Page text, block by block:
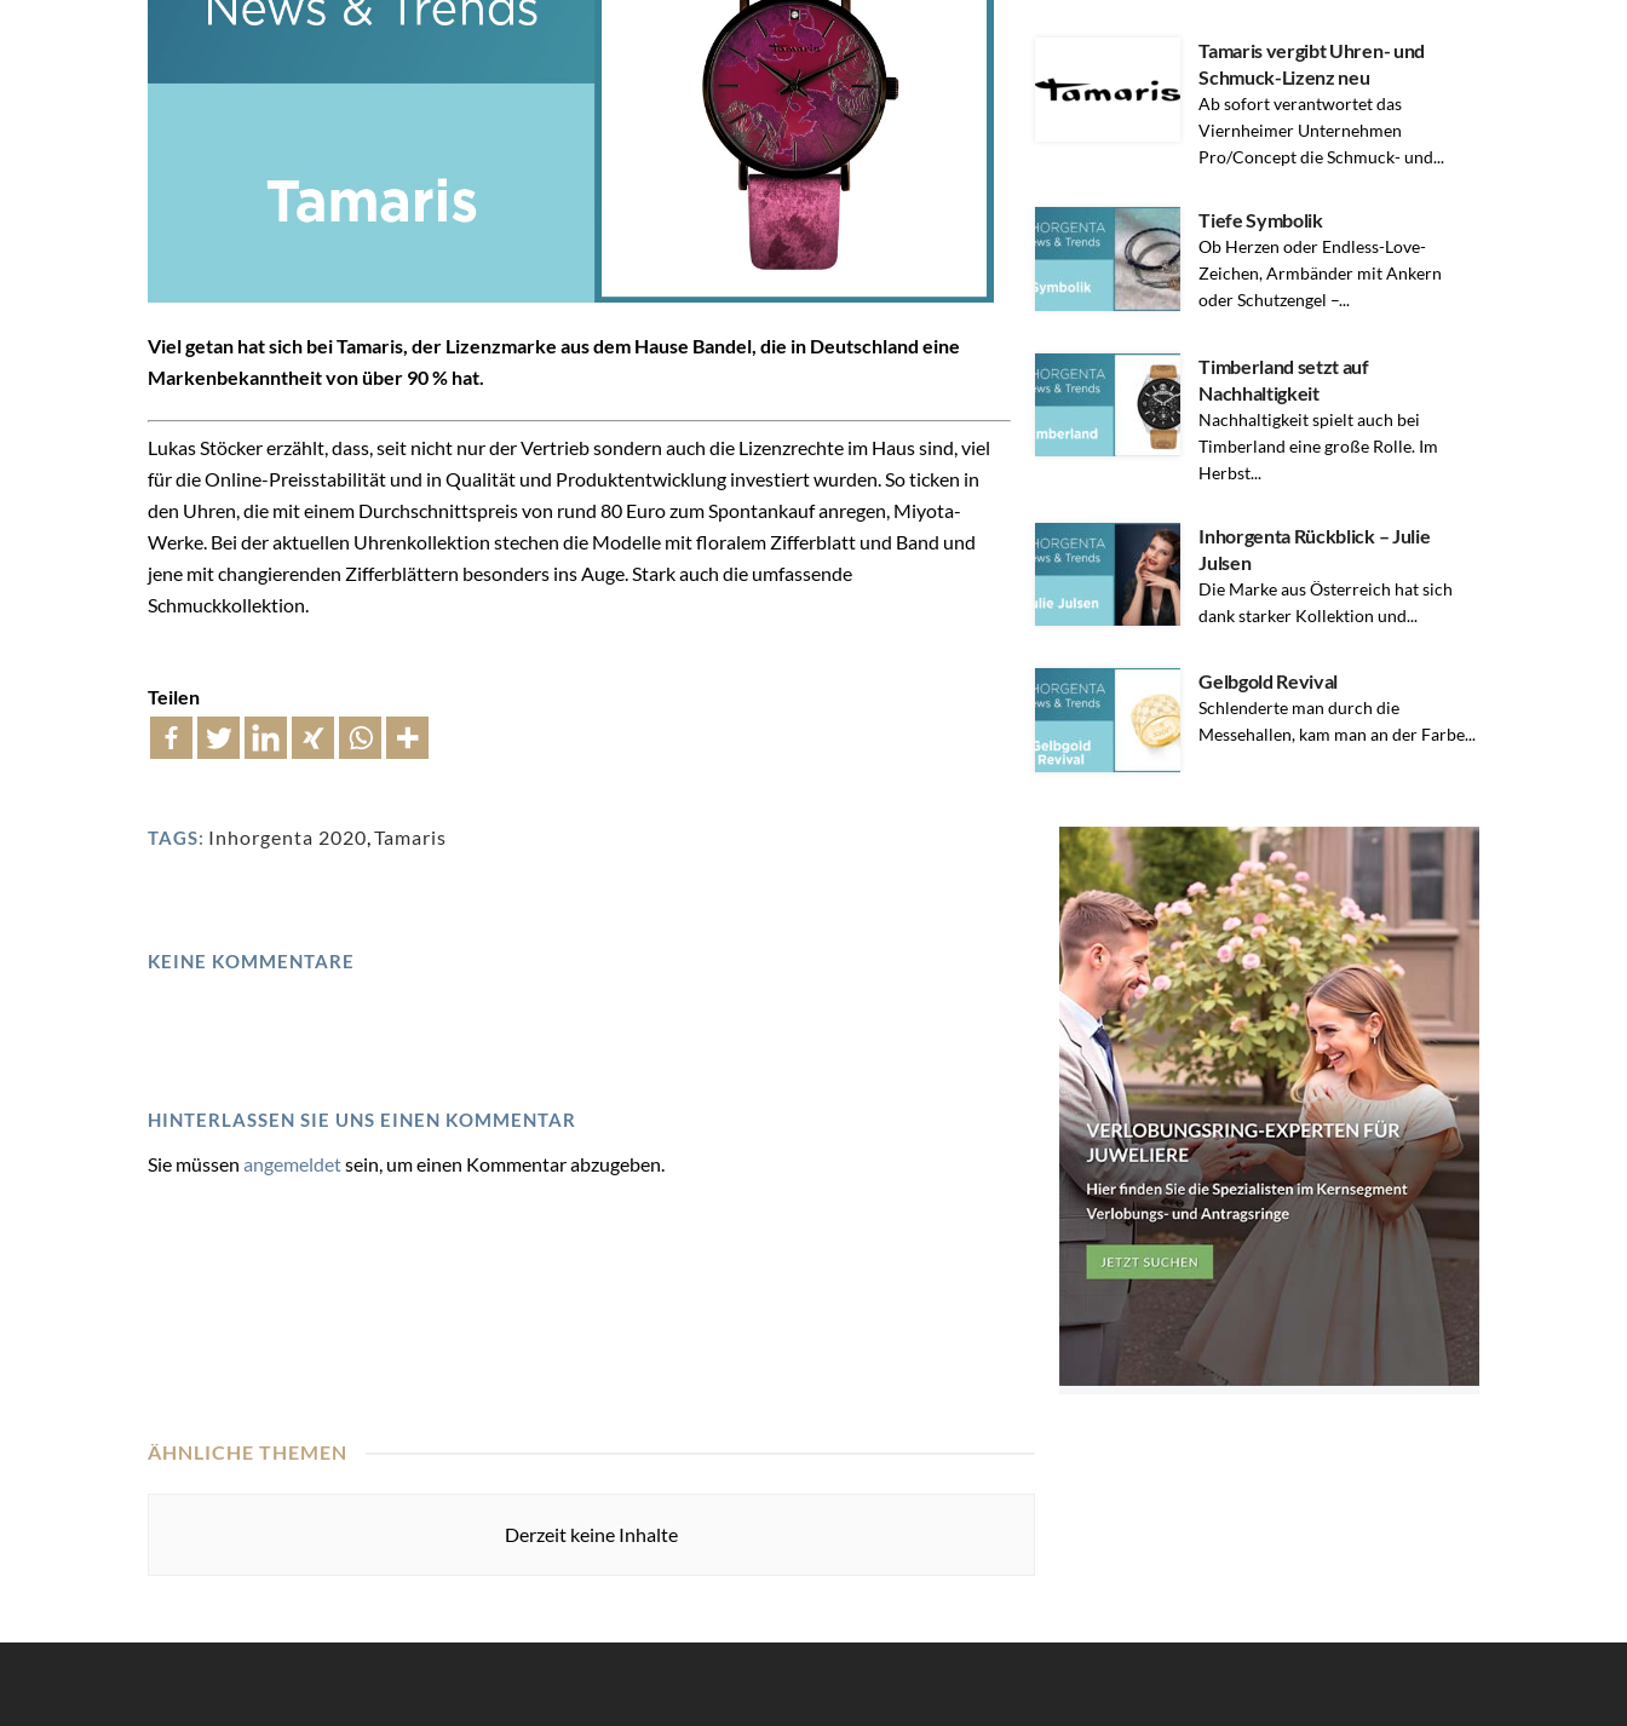
Viel getan hat sich bei Tamaris, der Lizenzmarke aus dem Hause Bandel, die in Deutschland eine
Markenbekanntheit von über 90 % hat.
Lukas Stöcker erzählt, dass, seit nicht nur der Vertrieb sondern auch die Lizenzrechte im Haus sind, viel
für die Online-Preisstabilität und in Qualität und Produktentwicklung investiert wurden. So ticken in
den Uhren, die mit einem Durchschnittspreis von rund 80 Euro zum Spontankauf anregen, Miyota-
Werke. Bei der aktuellen Uhrenkollektion stechen die Modelle mit floralem Zifferblatt und Band und
jene mit changierenden Zifferblättern besonders ins Auge. Stark auch die umfassende
Schmuckkollektion.
Teilen
TAGS: Inhorgenta 2020 Tamaris
KEINE KOMMENTARE
HINTERLASSEN SIE UNS EINEN KOMMENTAR
Sie müssen angemeldetsein, um einen Kommentar abzugeben.
Tamaris vergibt Uhren- und
Schmuck-Lizenz neu
Ab sofort verantwortet das
Viernheimer Unternehmen
Pro/Concept die Schmuck- und...
Tiefe Symbolik
Ob Herzen oder Endless-Love-
Zeichen, Armbänder mit Ankern
oder Schutzengel –...
Timberland setzt auf
Nachhaltigkeit
Nachhaltigkeit spielt auch bei
Timberland eine große Rolle. Im
Herbst...
Inhorgenta Rückblick – Julie
Julsen
Die Marke aus Österreich hat sich
dank starker Kollektion und...
Gelbgold Revival
Schlenderte man durch die
Messehallen, kam man an der Farbe...
ÄHNLICHE THEMEN
Derzeit keine Inhalte